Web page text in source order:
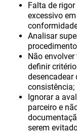
Falta de
excessivo
Analisar
Não
definir
desencadear
consistência;
Ignorar a
parceiro e
serem